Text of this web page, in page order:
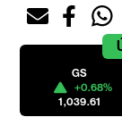
GS
+0.68%
1,039.61